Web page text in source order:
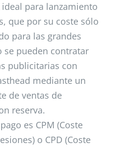
para lanzamiento
que por su coste sólo
para las grandes
se pueden contratar
publicitarias con
mediante un
de ventas de
reserva.
es CPM (Coste
o CPD (Coste